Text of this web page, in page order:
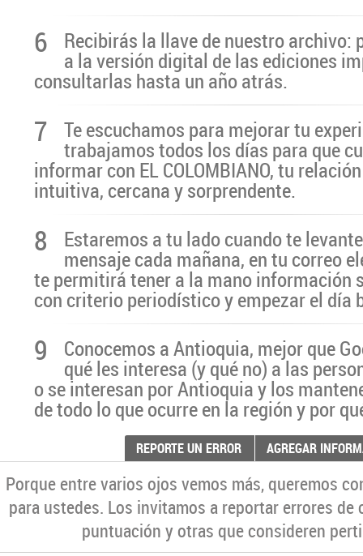
6 Recibirás la llave de nuestro archivo:
a la versión digital de las ediciones
consultarlas hasta un año atrás.
7 Te escuchamos para mejorar tu
trabajamos todos los días para que
informar con EL COLOMBIANO, tu
intuitiva, cercana y sorprendente.
8 Estaremos a tu lado cuando te
mensaje cada mañana, en tu correo
te permitirá tener a la mano información
con criterio periodístico y empezar el día
9 Conocemos a Antioquia, mejor que
qué les interesa (y qué no) a las
o se interesan por Antioquia y los
de todo lo que ocurre en la región y por
REPORTE UN ERROR AGREGAR
Porque entre varios ojos vemos más, queremos
para ustedes. Los invitamos a reportar errores
puntuación y otras que consideren